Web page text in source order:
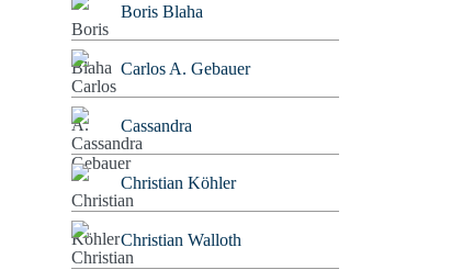
Boris Blaha
Carlos A. Gebauer
Cassandra
Christian Köhler
Christian Walloth